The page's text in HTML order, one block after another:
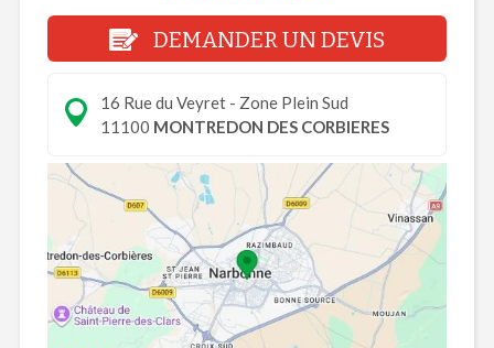
DEMANDER UN DEVIS
16 Rue du Veyret - Zone Plein Sud
11100 MONTREDON DES CORBIERES